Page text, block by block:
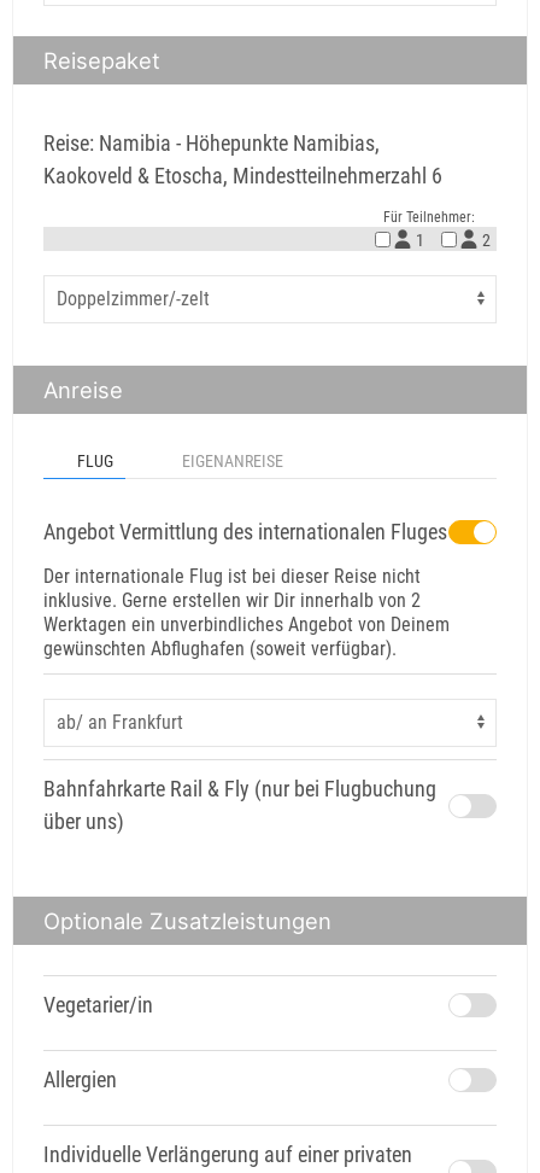
Reisepaket
Reise: Namibia - Höhepunkte Namibias,
Kaokoveld & Etoscha, Mindestteilnehmerzahl 6
Für Teilnehmer:
1 2
Anreise
FLUG EIGENANREISE
Angebot Vermittlung des internationalen Fluges
Der internationale Flug ist bei dieser Reise nicht
inklusive. Gerne erstellen wir Dir innerhalb von 2
Werktagen ein unverbindliches Angebot von Deinem
gewünschten Abflughafen (soweit verfügbar).
Bahnfahrkarte Rail & Fly (nur bei Flugbuchung
über uns)
Optionale Zusatzleistungen
Vegetarier/in
Allergien
Individuelle Verlängerung auf einer privaten